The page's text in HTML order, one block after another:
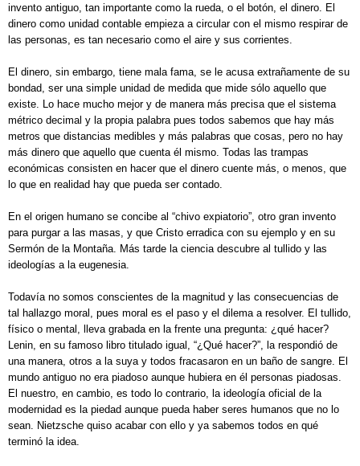
invento antiguo, tan importante como la rueda, o el botón, el dinero. El
dinero como unidad contable empieza a circular con el mismo respirar de
las personas, es tan necesario como el aire y sus corrientes.
El dinero, sin embargo, tiene mala fama, se le acusa extrañamente de su
bondad, ser una simple unidad de medida que mide sólo aquello que
existe. Lo hace mucho mejor y de manera más precisa que el sistema
métrico decimal y la propia palabra pues todos sabemos que hay más
metros que distancias medibles y más palabras que cosas, pero no hay
más dinero que aquello que cuenta él mismo. Todas las trampas
económicas consisten en hacer que el dinero cuente más, o menos, que
lo que en realidad hay que pueda ser contado.
En el origen humano se concibe al “chivo expiatorio”, otro gran invento
para purgar a las masas, y que Cristo erradica con su ejemplo y en su
Sermón de la Montaña. Más tarde la ciencia descubre al tullido y las
ideologías a la eugenesia.
Todavía no somos conscientes de la magnitud y las consecuencias de
tal hallazgo moral, pues moral es el paso y el dilema a resolver. El tullido,
físico o mental, lleva grabada en la frente una pregunta: ¿qué hacer?
Lenin, en su famoso libro titulado igual, “¿Qué hacer?”, la respondió de
una manera, otros a la suya y todos fracasaron en un baño de sangre. El
mundo antiguo no era piadoso aunque hubiera en él personas piadosas.
El nuestro, en cambio, es todo lo contrario, la ideología oficial de la
modernidad es la piedad aunque pueda haber seres humanos que no lo
sean. Nietzsche quiso acabar con ello y ya sabemos todos en qué
terminó la idea.